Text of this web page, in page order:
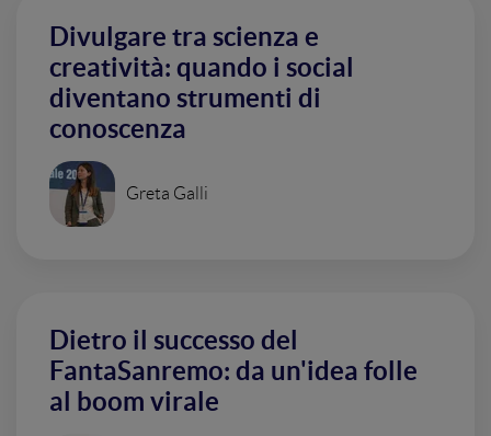
Divulgare tra scienza e
creatività: quando i social
diventano strumenti di
conoscenza
Greta Galli
Dietro il successo del
FantaSanremo: da un'idea folle
al boom virale